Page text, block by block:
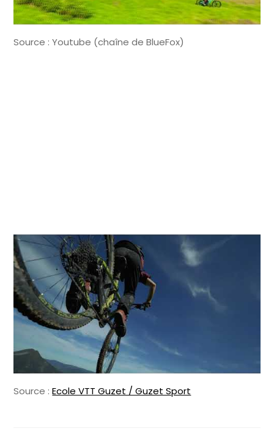
Source : Youtube (chaîne de BlueFox)
Source :Ecole VTT Guzet / Guzet Sport